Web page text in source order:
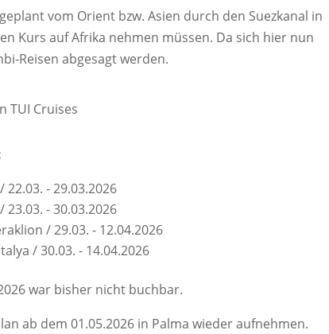
vom Orient bzw. Asien durch den Suezkanal in
Kurs auf Afrika nehmen müssen. Da sich hier nun
Reisen abgesagt werden.
TUI Cruises
- 29.03.2026
- 30.03.2026
/ 29.03. - 12.04.2026
/ 30.03. - 14.04.2026
war bisher nicht buchbar.
ab dem 01.05.2026 in Palma wieder aufnehmen.